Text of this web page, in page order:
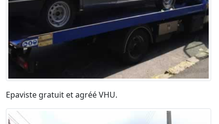
Epaviste gratuit et agréé VHU.